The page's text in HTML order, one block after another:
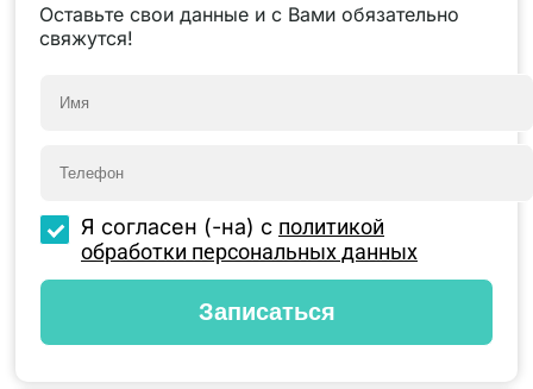
Оставьте свои данные и с Вами обязательно
свяжутся!
Я согласен (-на) с политикой
обработки персональных данных